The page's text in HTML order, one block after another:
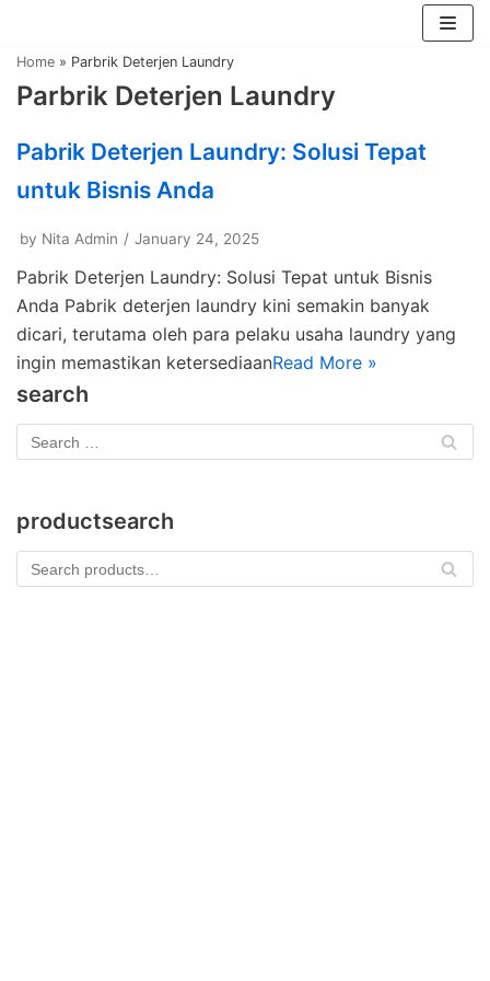
Skip
to
Home » Parbrik Deterjen Laundry
Parbrik Deterjen Laundry
Pabrik Deterjen Laundry: Solusi Tepat
untuk Bisnis Anda
by Nita Admin January 24, 2025
Pabrik Deterjen Laundry: Solusi Tepat untuk Bisnis
Anda Pabrik deterjen laundry kini semakin banyak
dicari, terutama oleh para pelaku usaha laundry yang
ingin memastikan ketersediaanRead More »
search
productsearch
Se